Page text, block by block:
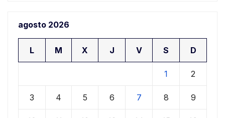
agosto 2026
L M X J V S D
1 2
3 4 5 6 7 8 9